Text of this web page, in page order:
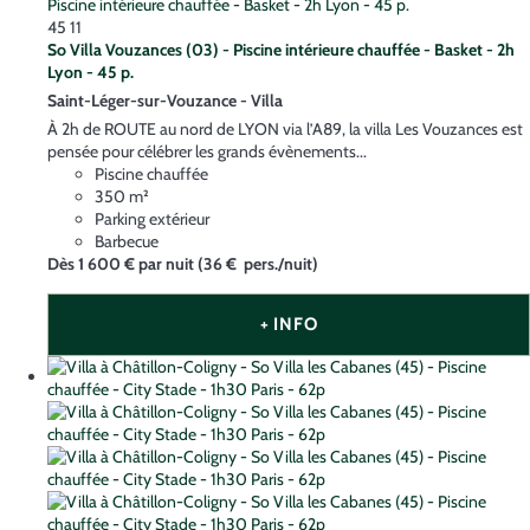
45 11
So Villa Vouzances (03) - Piscine intérieure chauffée - Basket - 2h
Lyon - 45 p.
Saint-Léger-sur-Vouzance - Villa
À 2h de ROUTE au nord de LYON via l’A89, la villa Les Vouzances est
pensée pour célébrer les grands évènements...
Piscine chauffée
350 m²
Parking extérieur
Barbecue
Dès1 600 €par nuit(36 € pers./nuit)
+ INFO